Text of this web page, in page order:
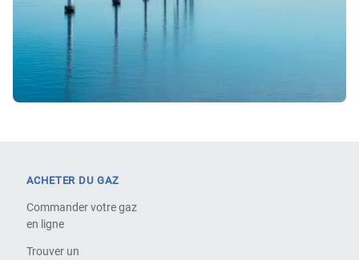
ACHETER DU GAZ
Commander votre gaz
en ligne
Trouver un